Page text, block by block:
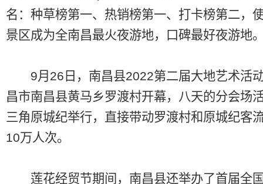
名：种草榜第一、热销榜第一、打卡榜第二，
景区成为全南昌最火夜游地，口碑最好夜游地
9月26日，南昌县2022第二届大地艺术活
昌市南昌县黄马乡罗渡村开幕，八天的分会场
三角原城纪举行，直接带动罗渡村和原城纪客
10万人次。
莲花经贸节期间，南昌县还举办了首届全